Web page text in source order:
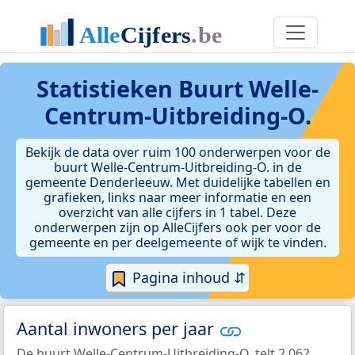
Statistieken Buurt Welle-
Centrum-Uitbreiding-O.
Bekijk de data over ruim 100 onderwerpen voor de
buurt Welle-Centrum-Uitbreiding-O. in de
gemeente Denderleeuw. Met duidelijke tabellen en
grafieken, links naar meer informatie en een
overzicht van alle cijfers in 1 tabel. Deze
onderwerpen zijn op AlleCijfers ook per voor de
gemeente en per deelgemeente of wijk te vinden.
Pagina inhoud ⇵
Aantal inwoners per jaar